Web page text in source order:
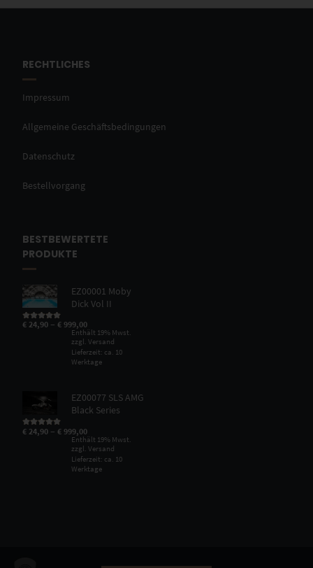
RECHTLICHES
Impressum
Allgemeine Geschäftsbedingungen
Datenschutz
Bestellvorgang
BESTBEWERTETE
PRODUKTE
EZ00001 Moby
Dick Vol II
Bewertet mit
von 5
€ 24,90 –€ 999,00
Enthält 19% Mwst.
zzgl.Versand
Lieferzeit: ca. 10
Werktage
EZ00077 SLS AMG
Black Series
Bewertet mit
von 5
€ 24,90 –€ 999,00
Enthält 19% Mwst.
zzgl.Versand
Lieferzeit: ca. 10
Werktage